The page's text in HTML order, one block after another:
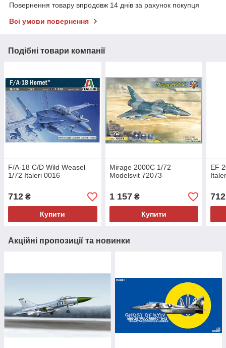
Повернення товару впродовж 14 днів за рахунок покупця
Всі умови повернення
Подібні товари компанії
F/A-18 C/D Wild Weasel
1/72 Italeri 0016
712 ₴
Купити
Mirage 2000C 1/72
Modelsvit 72073
1 157₴
Купити
EF
712
Акційні пропозиції та новинки